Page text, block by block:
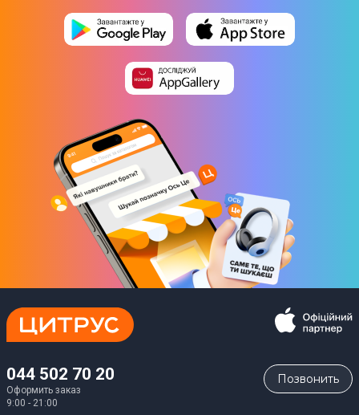
044 502 70 20
Оформить заказ
9:00 - 21:00
Позвонить